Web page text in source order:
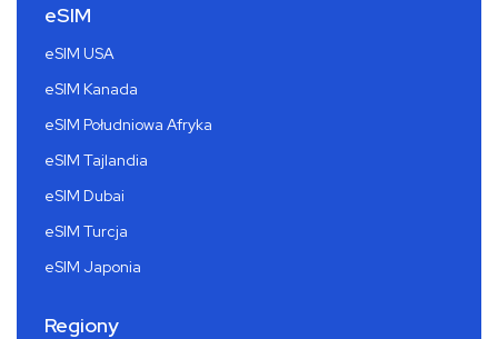
eSIM
eSIM USA
eSIM Kanada
eSIM Południowa Afryka
eSIM Tajlandia
eSIM Dubai
eSIM Turcja
eSIM Japonia
Regiony